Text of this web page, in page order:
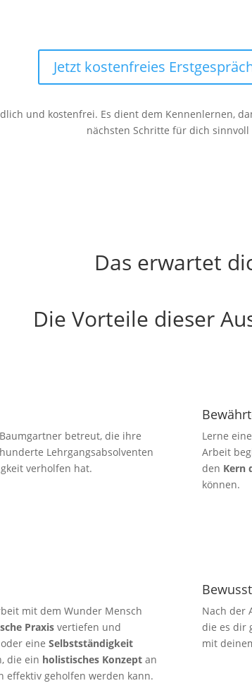
Jetzt kostenfreies
und kostenfrei. Es dient dem Kennenlernen,
nächsten Schritte für dich sinnvoll
Das erwartet
Die Vorteile dieser
betreut, die ihre
Lehrgangsabsolventen
verholfen hat.
Lerne eine
Arbeit
den Kern
können.
mit dem Wunder Mensch
Praxis vertiefen und
oder eineSelbstständigkeit
die ein holistisches Konzept an
effektiv geholfen werden kann.
Nach der
die es dir
mit